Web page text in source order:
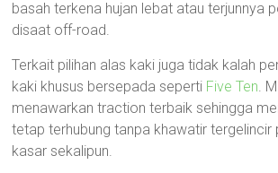
basah terkena hujan lebat atau terjunnya
disaat off-road.
Terkait pilihan alas kaki juga tidak kalah
kaki khusus bersepada seperti Five Ten.
menawarkan traction terbaik sehingga
tetap terhubung tanpa khawatir tergelincir
kasar sekalipun.